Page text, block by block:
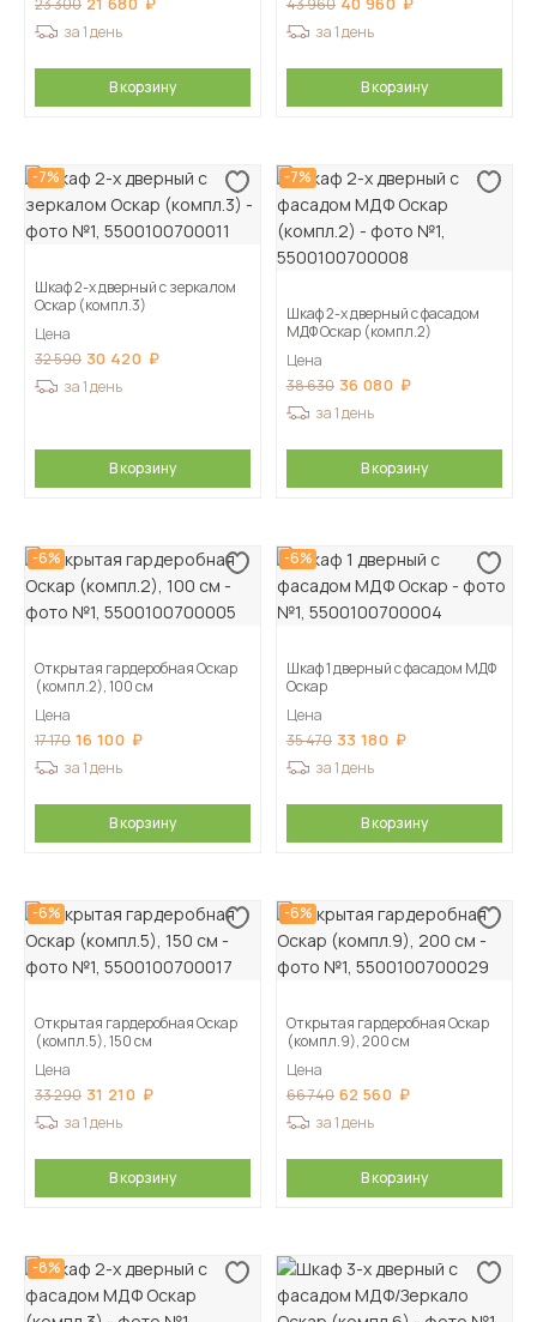
23 300
за 1 день
В корзину
43 960
за 1 день
В корзину
-7%
Шкаф 2-х дверный с зеркалом
Оскар (компл.3)
Цена
32 590 30 420
за 1 день
В корзину
-7%
Шкаф 2-х дверный с фасадом
МДФ Оскар (компл.2)
Цена
38 630 36 080
за 1 день
В корзину
-6%
Открытая гардеробная Оскар
(компл.2), 100 см
Цена
17 170 16 100
за 1 день
В корзину
-6%
Шкаф 1 дверный с фасадом МДФ
Оскар
Цена
35 470 33 180
за 1 день
В корзину
-6%
Открытая гардеробная Оскар
(компл.5), 150 см
Цена
33 290 31 210
за 1 день
В корзину
-6%
Открытая гардеробная Оскар
(компл.9), 200 см
Цена
66 740 62 560
за 1 день
В корзину
-8%